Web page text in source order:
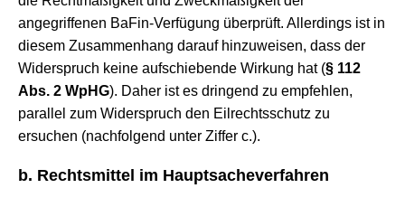
angegriffenen BaFin-Verfügung überprüft. Allerdings ist in
diesem Zusammenhang darauf hinzuweisen, dass der
Widerspruch keine aufschiebende Wirkung hat (§ 112
Abs. 2 WpHG). Daher ist es dringend zu empfehlen,
parallel zum Widerspruch den Eilrechtsschutz zu
ersuchen (nachfolgend unter Ziffer c.).
b. Rechtsmittel im Hauptsacheverfahren